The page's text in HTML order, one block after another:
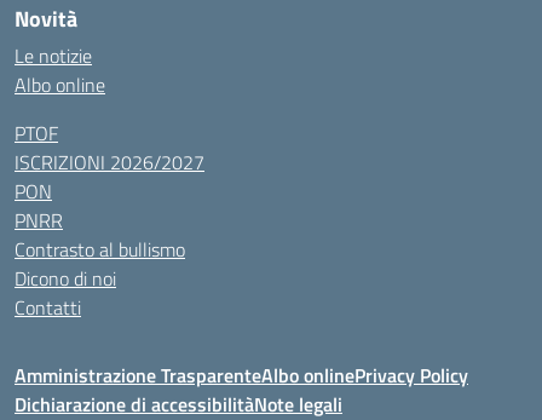
Novità
Le notizie
Albo online
PTOF
ISCRIZIONI 2026/2027
PON
PNRR
Contrasto al bullismo
Dicono di noi
Contatti
Amministrazione TrasparenteAlbo onlinePrivacy Policy
Dichiarazione di accessibilitàNote legali